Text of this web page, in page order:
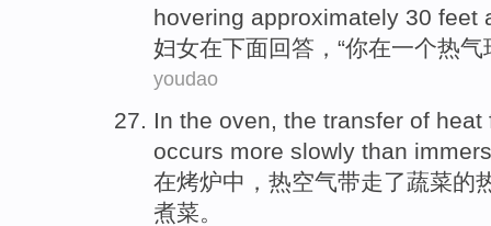
hovering approximately 30 feet
妇女在下面回答 ，“你在一个热气
youdao
In the oven, the transfer of heat
occurs more slowly than
在烤炉中， 热空气带走了蔬菜的
煮菜。